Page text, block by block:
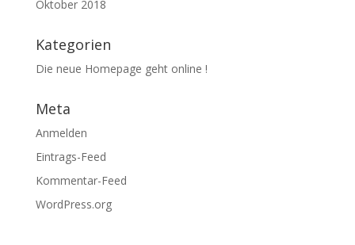
Oktober 2018
Kategorien
Die neue Homepage geht online !
Meta
Anmelden
Eintrags-Feed
Kommentar-Feed
WordPress.org